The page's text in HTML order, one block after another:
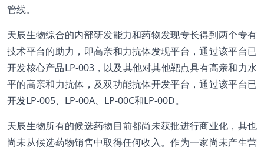
管线。
天辰生物综合的内部研发能力和药物发现专长得到两个专有
技术平台的助力，即高亲和力抗体发现平台，通过该平台已
开发核心产品LP-003，以及其他对其他靶点具有高亲和力水
平的高亲和力抗体，及双功能抗体开发平台，通过该平台已
开发LP-005、LP-00A、LP-00C和LP-00D。
天辰生物所有的候选药物目前都尚未获批进行商业化，其也
尚未从候选药物销售中取得任何收入。作为一家尚未产生营